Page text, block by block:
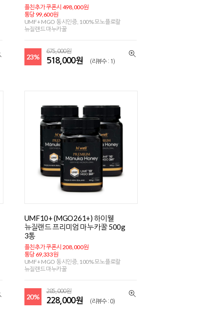
플친추가 쿠폰시 498,000원
통당 99,600원
UMF+ MGO 동시인증, 100% 모노플로랄
뉴질랜드 마누카꿀
23%
675,000원
518,000원 (리뷰수 : 1)
UMF10+ (MGO261+) 하이웰
뉴질랜드 프리미엄 마누카꿀 500g
3통
플친추가 쿠폰시 208,000원
통당 69,333원
UMF+ MGO 동시인증, 100% 모노플로랄
뉴질랜드 마누카꿀
20%
285,000원
228,000원 (리뷰수 : 0)